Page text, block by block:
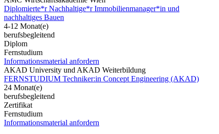
Diplomierte*r Nachhaltige*r Immobilienmanager*in und
nachhaltiges Bauen
4-12 Monat(e)
berufsbegleitend
Diplom
Fernstudium
Informationsmaterial anfordern
AKAD University und AKAD Weiterbildung
FERNSTUDIUM Techniker:in Concept Engineering (AKAD)
24 Monat(e)
berufsbegleitend
Zertifikat
Fernstudium
Informationsmaterial anfordern